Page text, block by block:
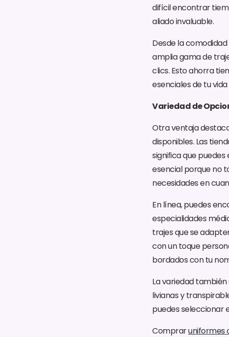
difícil encontrar
aliado invaluable.
Desde la
amplia gama de
clics. Esto ahorra
esenciales de tu
Variedad de
Otra ventaja
disponibles. Las
significa que
esencial porque no
necesidades en
En línea, puedes
especialidades
trajes que se
con un toque
bordados con tu
La variedad
livianas y
puedes seleccionar
Compraruniformes